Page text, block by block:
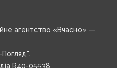
агентство «Вчасно» —
R40-05538